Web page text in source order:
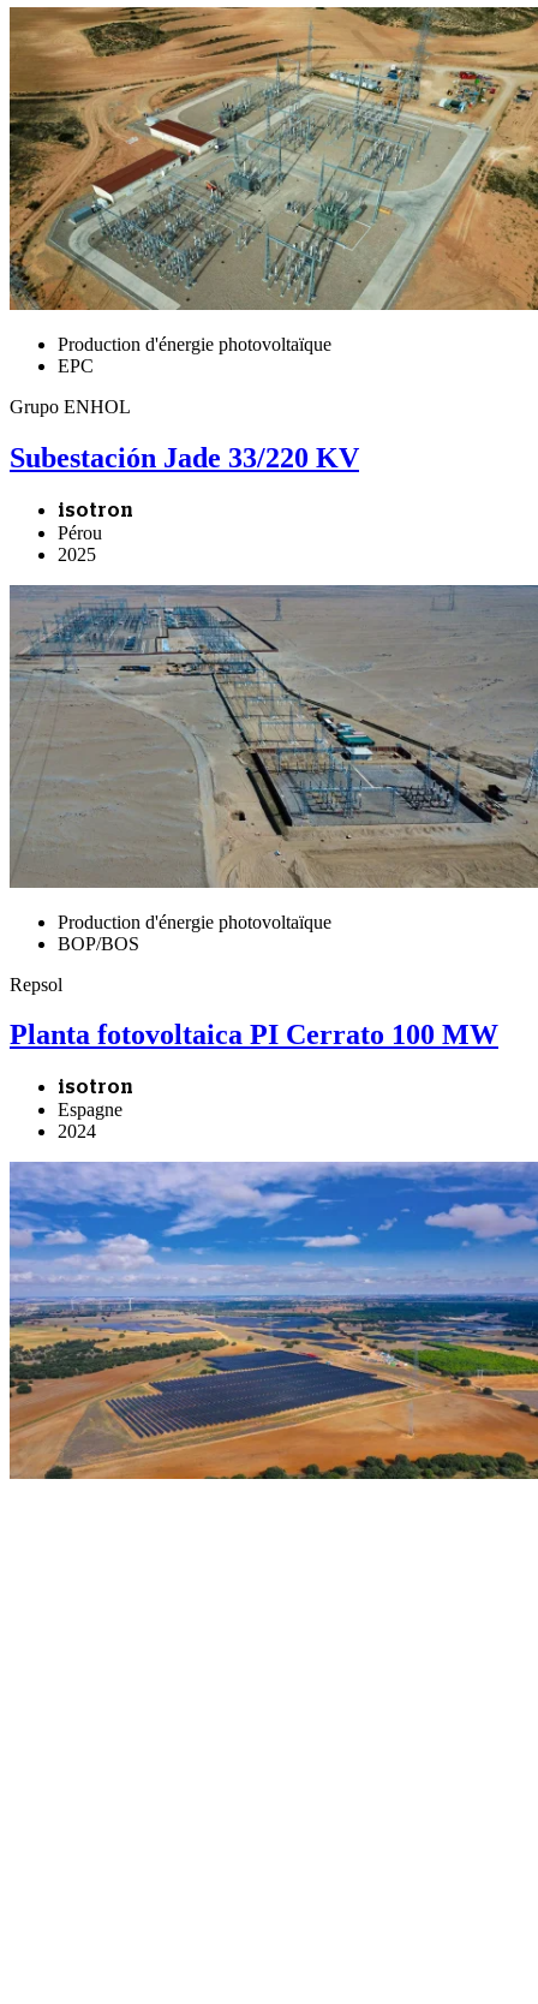
Production d'énergie photovoltaïque
EPC
Grupo ENHOL
Subestación Jade 33/220 KV
isotron
Pérou
2025
Production d'énergie photovoltaïque
BOP/BOS
Repsol
Planta fotovoltaica PI Cerrato 100 MW
isotron
Espagne
2024